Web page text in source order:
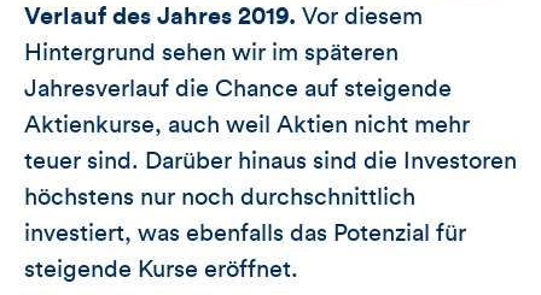
Verlauf des Jahres 2019. Vor diesem
Hintergrund sehen wir im späteren
Jahresverlauf die Chance auf steigende
Aktienkurse, auch weil Aktien nicht mehr
teuer sind. Darüber hinaus sind die Investoren
höchstens nur noch durchschnittlich
investiert, was ebenfalls das Potenzial für
steigende Kurse eröffnet.